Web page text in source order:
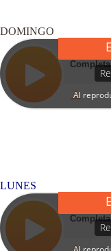
DOMINGO
LUNES